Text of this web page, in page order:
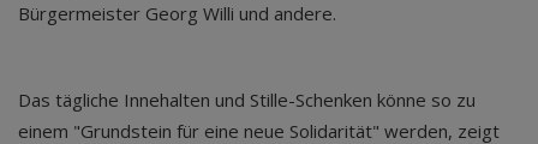
Bürgermeister Georg Willi und andere.
Das tägliche Innehalten und Stille-Schenken könne so zu
einem "Grundstein für eine neue Solidarität" werden, zeigt